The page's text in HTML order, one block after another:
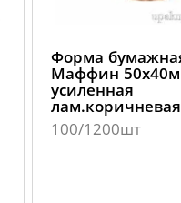
Форма
Маффин
усиленная
100/1200шт